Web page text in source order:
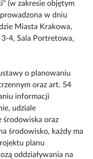
(w zakresie objętym
w dniu
Miasta Krakowa,
4, Sala Portretowa,
o planowaniu
oraz art. 54
informacji
udziale
środowiska oraz
środowisko, każdy ma
planu
oddziaływania na